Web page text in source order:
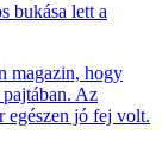
bukása lett a
magazin, hogy
Az
jó fej volt.